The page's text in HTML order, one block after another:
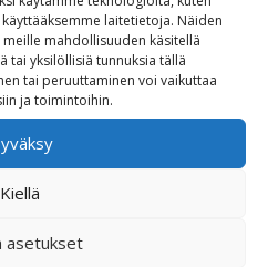
laitetietoja. Näiden
mahdollisuuden käsitellä
tai yksilöllisiä tunnuksia tällä
tai peruuttaminen voi vaikuttaa
ja toimintoihin.
Kiellä
asetukset